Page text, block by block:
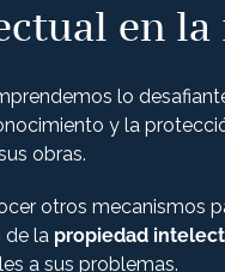
en
lo
y la
obras.
otros mecanismos
de la propiedad
a sus problemas.